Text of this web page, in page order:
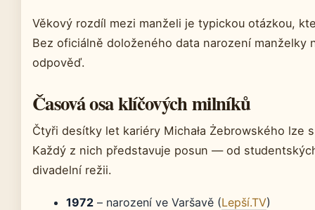
Věkový rozdíl mezi manželi je typickou otázkou,
Bez oficiálně doloženého data narození manželky
odpověď.
Časová osa klíčových milníků
Čtyři desítky let kariéry Michała Żebrowského lze
Každý z nich představuje posun — od
divadelní režii.
1972 – narození ve Varšavě (Lepší.TV)